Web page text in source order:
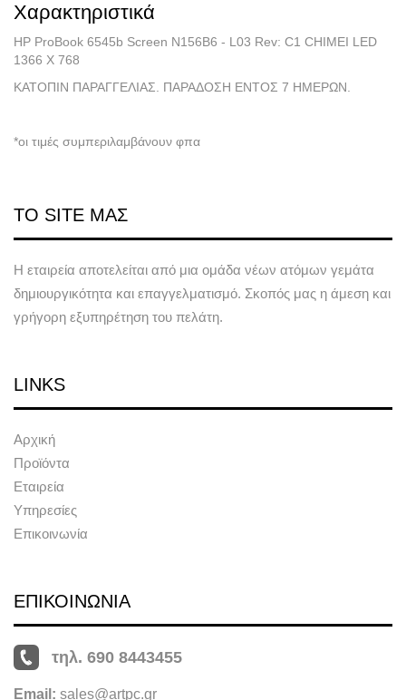
Χαρακτηριστικά
HP ProBook 6545b Screen N156B6 - L03 Rev: C1 CHIMEI LED
1366 X 768
ΚΑΤΟΠΙΝ ΠΑΡΑΓΓΕΛΙΑΣ. ΠΑΡΑΔΟΣΗ ΕΝΤΟΣ 7 ΗΜΕΡΩΝ.
*οι τιμές συμπεριλαμβάνουν φπα
ΤΟ SITE ΜΑΣ
Η εταιρεία αποτελείται από μια ομάδα νέων ατόμων γεμάτα
δημιουργικότητα και επαγγελματισμό. Σκοπός μας η άμεση και
γρήγορη εξυπηρέτηση του πελάτη.
LINKS
Αρχική
Προϊόντα
Εταιρεία
Υπηρεσίες
Επικοινωνία
ΕΠΙΚΟΙΝΩΝΙΑ
τηλ. 690 8443455
Email: sales@artpc.gr